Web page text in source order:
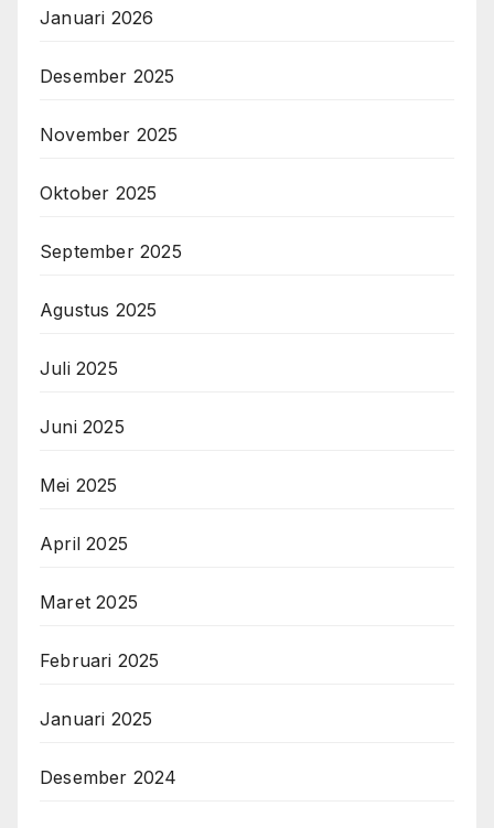
Januari 2026
Desember 2025
November 2025
Oktober 2025
September 2025
Agustus 2025
Juli 2025
Juni 2025
Mei 2025
April 2025
Maret 2025
Februari 2025
Januari 2025
Desember 2024